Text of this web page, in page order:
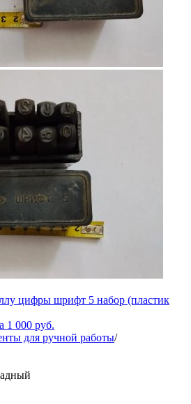
цифры шрифт 5 набор (пластик
1 000 руб.
для ручной работы/